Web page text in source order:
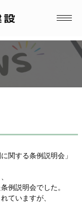
関する条例説明会」
例説明会でした。
ていますが、